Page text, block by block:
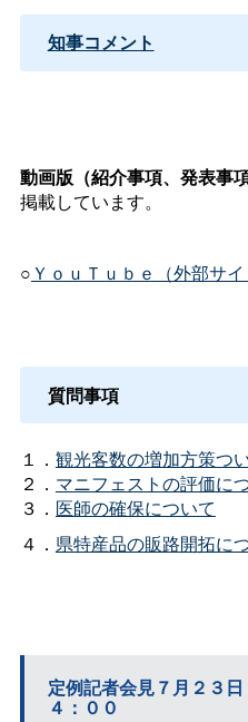
知事コメント
動画版（紹介事項、発表事項
掲載しています。
○ＹｏｕＴｕｂｅ（外部サイ
質問事項
１． 観光客数の増加方策つ
２． マニフェストの評価に
３． 医師の確保について
４． 県特産品の販路開拓に
定例記者会見７月２３
４：００